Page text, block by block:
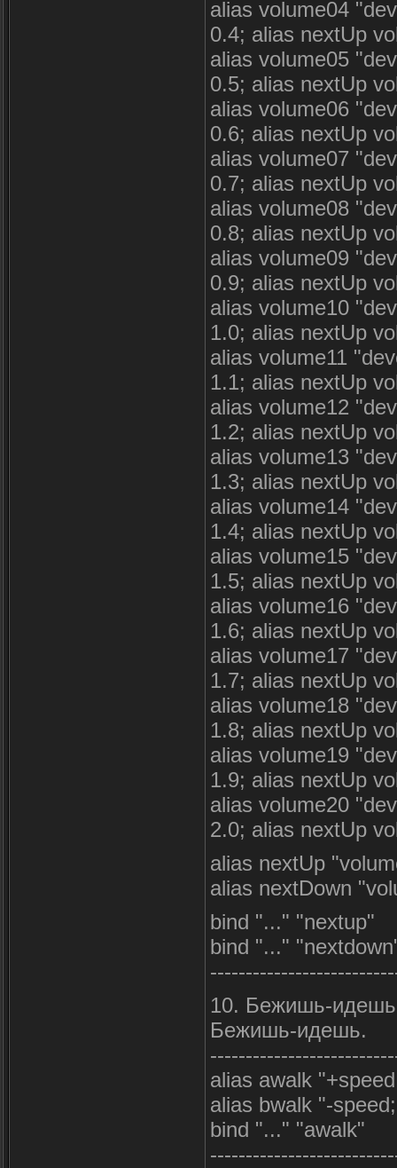
alias volume04
0.4; alias nextUp
alias volume05
0.5; alias nextUp
alias volume06
0.6; alias nextUp
alias volume07
0.7; alias nextUp
alias volume08
0.8; alias nextUp
alias volume09
0.9; alias nextUp
alias volume10
1.0; alias nextUp
alias volume11
1.1; alias nextUp
alias volume12
1.2; alias nextUp
alias volume13
1.3; alias nextUp
alias volume14
1.4; alias nextUp
alias volume15
1.5; alias nextUp
alias volume16
1.6; alias nextUp
alias volume17
1.7; alias nextUp
alias volume18
1.8; alias nextUp
alias volume19
1.9; alias nextUp
alias volume20
2.0; alias nextUp
alias nextUp
alias nextDown
bind "..." "nextup"
bind "..."
10. Бежишь-
Бежишь-идешь.
alias awalk
alias bwalk "-
bind "..." "awalk"